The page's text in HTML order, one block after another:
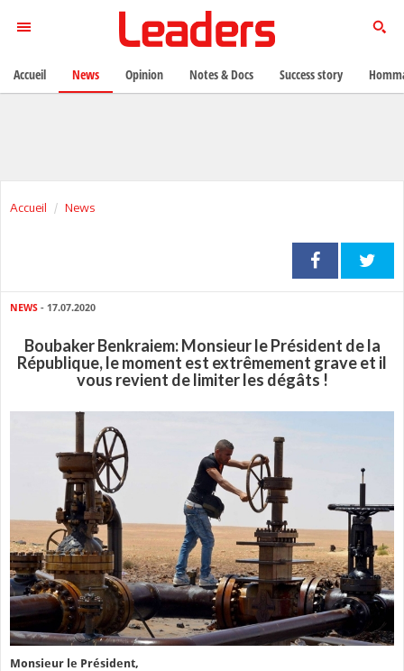
Accueil News
NEWS - 17.07.2020
Boubaker Benkraiem: Monsieur le Président de la
République, le moment est extrêmement grave et il
vous revient de limiter les dégâts !
Monsieur le Président,
Accueil News Opinion Notes & Docs Success story